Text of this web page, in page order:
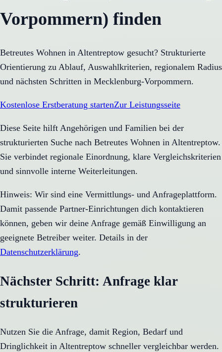
Vorpommern) finden
Betreutes Wohnen in Altentreptow gesucht? Strukturierte
Orientierung zu Ablauf, Auswahlkriterien, regionalem Radius
und nächsten Schritten in Mecklenburg-Vorpommern.
Kostenlose Erstberatung startenZur Leistungsseite
Diese Seite hilft Angehörigen und Familien bei der
strukturierten Suche nach Betreutes Wohnen in Altentreptow.
Sie verbindet regionale Einordnung, klare Vergleichskriterien
und sinnvolle interne Weiterleitungen.
Hinweis: Wir sind eine Vermittlungs- und Anfrageplattform.
Damit passende Partner-Einrichtungen dich kontaktieren
können, geben wir deine Anfrage gemäß Einwilligung an
geeignete Betreiber weiter. Details in der
Datenschutzerklärung.
Nächster Schritt: Anfrage klar
strukturieren
Nutzen Sie die Anfrage, damit Region, Bedarf und
Dringlichkeit in Altentreptow schneller vergleichbar werden.